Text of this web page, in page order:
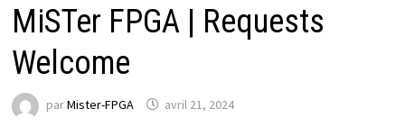
MiSTer FPGA | Requests
Welcome
parMister-FPGA avril 21, 2024